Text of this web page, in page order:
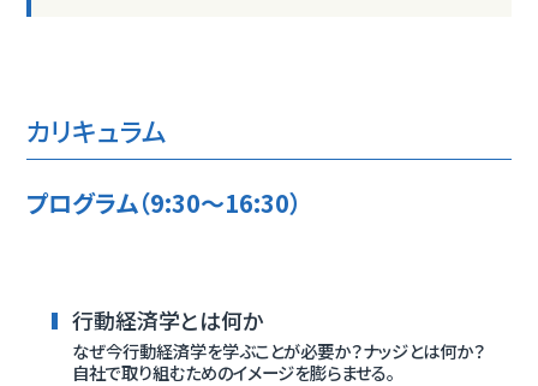
カリキュラム
プログラム（9:30～16:30）
行動経済学とは何か
なぜ今行動経済学を学ぶことが必要か？ナッジとは何か？
自社で取り組むためのイメージを膨らませる。